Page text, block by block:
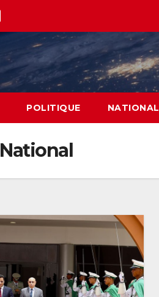
POLITIQUE NATIONAL
National